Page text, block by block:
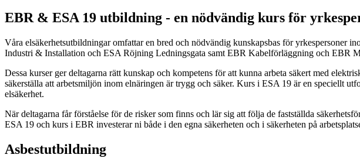
EBR & ESA 19 utbildning - en nödvändig kurs för
Våra elsäkerhetsutbildningar omfattar en bred och nödvändig kunskapsbas för
Industri & Installation och ESA Röjning Ledningsgata samt EBR Kabelförläggning och EBR
Dessa kurser ger deltagarna rätt kunskap och kompetens för att kunna arbeta säkert med
säkerställa att arbetsmiljön inom elnäringen är trygg och säker. Kurs i ESA 19 är en speciellt
elsäkerhet.
När deltagarna får förståelse för de risker som finns och lär sig att följa de fastställda
ESA 19 och kurs i EBR investerar ni både i den egna säkerheten och i säkerheten på
Asbestutbildning